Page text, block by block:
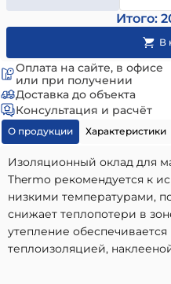
Итого:
Оплата на сайте, в офисе
или при получении
Доставка до объекта
Консультация и расчёт
О продукции Характеристики
Изоляционный оклад для
Thermo рекомендуется к
низкими температурами,
снижает теплопотери в
утепление
теплоизоляцией,